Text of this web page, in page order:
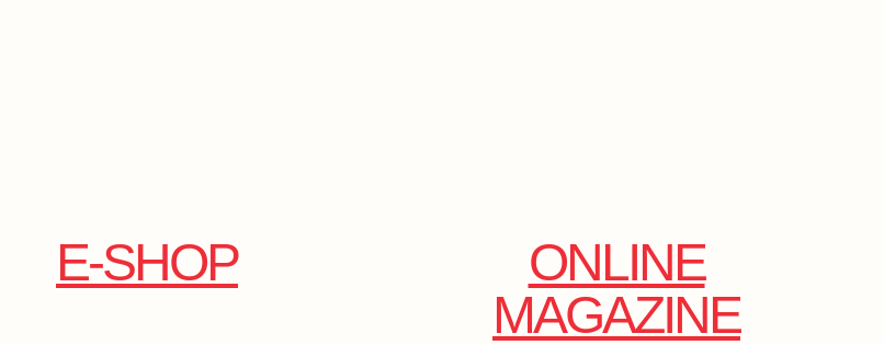
E-SHOP
ONLINE
MAGAZINE